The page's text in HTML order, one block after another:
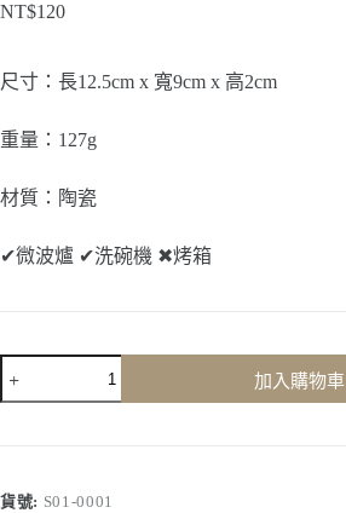
NT$120
尺寸：長12.5cm x 寬9cm x 高2cm
重量：127g
材質：陶瓷
✔微波爐 ✔洗碗機 ✖烤箱
加入購物車
貨號: S01-0001